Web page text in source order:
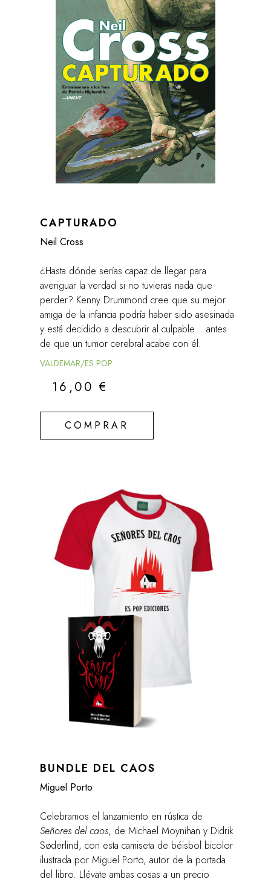
CAPTURADO
Neil Cross
¿Hasta dónde serías capaz de llegar para
averiguar la verdad si no tuvieras nada que
perder? Kenny Drummond cree que su mejor
amiga de la infancia podría haber sido asesinada
y está decidido a descubrir al culpable… antes
de que un tumor cerebral acabe con él.
VALDEMAR/ES POP
16,00€
COMPRAR
BUNDLE DEL CAOS
Miguel Porto
Celebramos el lanzamiento en rústica de
Señores del caos, de Michael Moynihan y Didrik
Søderlind, con esta camiseta de béisbol bicolor
ilustrada por Miguel Porto, autor de la portada
del libro. Llévate ambas cosas a un precio